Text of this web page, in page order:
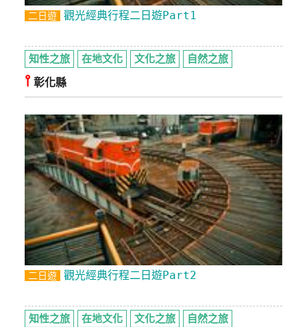
二日遊 觀光經典行程二日遊Part1
知性之旅 在地文化 文化之旅 自然之旅
⫯ 彰化縣
二日遊 觀光經典行程二日遊Part2
知性之旅 在地文化 文化之旅 自然之旅